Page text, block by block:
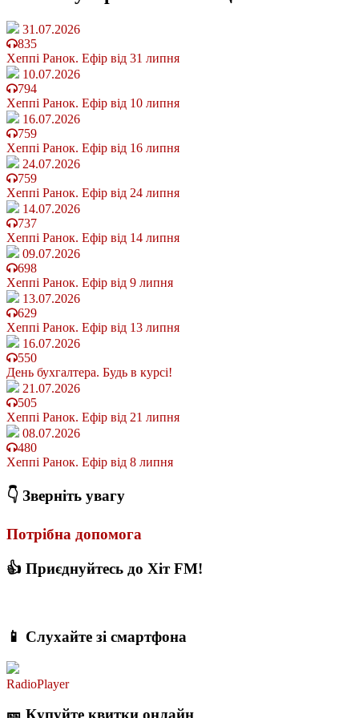
31.07.2026
835
Хеппі Ранок. Ефір від 31 липня
10.07.2026
794
Хеппі Ранок. Ефір від 10 липня
16.07.2026
759
Хеппі Ранок. Ефір від 16 липня
24.07.2026
759
Хеппі Ранок. Ефір від 24 липня
14.07.2026
737
Хеппі Ранок. Ефір від 14 липня
09.07.2026
698
Хеппі Ранок. Ефір від 9 липня
13.07.2026
629
Хеппі Ранок. Ефір від 13 липня
16.07.2026
550
День бухгалтера. Будь в курсі!
21.07.2026
505
Хеппі Ранок. Ефір від 21 липня
08.07.2026
480
Хеппі Ранок. Ефір від 8 липня
👇 Зверніть увагу
Потрібна допомога
👍 Приєднуйтесь до Хіт FM!
📱 Слухайте зі смартфона
RadioPlayer